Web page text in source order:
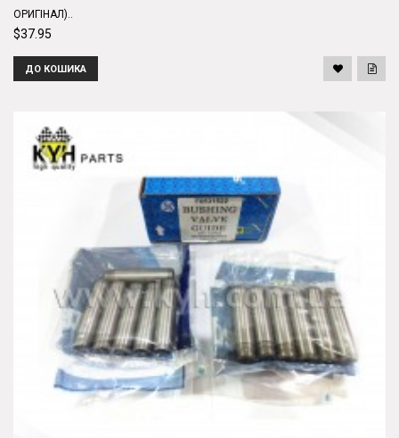
ОРИГІНАЛ)..
$37.95
ДО КОШИКА